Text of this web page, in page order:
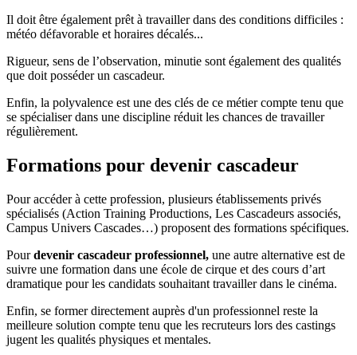
Il doit être également prêt à travailler dans des conditions difficiles :
météo défavorable et horaires décalés...
Rigueur, sens de l’observation, minutie sont également des qualités
que doit posséder un cascadeur.
Enfin, la polyvalence est une des clés de ce métier compte tenu que
se spécialiser dans une discipline réduit les chances de travailler
régulièrement.
Formations pour devenir cascadeur
Pour accéder à cette profession, plusieurs établissements privés
spécialisés (Action Training Productions, Les Cascadeurs associés,
Campus Univers Cascades…) proposent des formations spécifiques.
Pourdevenir cascadeur professionnel, une autre alternative est de
suivre une formation dans une école de cirque et des cours d’art
dramatique pour les candidats souhaitant travailler dans le cinéma.
Enfin, se former directement auprès d'un professionnel reste la
meilleure solution compte tenu que les recruteurs lors des castings
jugent les qualités physiques et mentales.